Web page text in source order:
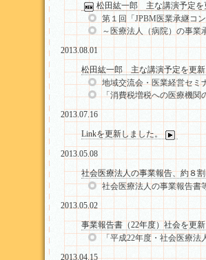
松田紘一郎 主な講演予定を
第１回「JPBM医業承継コ
～医療法人（病院）の事
2013.08.01
松田紘一郎 主な講演予定を更新
地域交流会・医業経営セミ
「消費税増税への医療機関
2013.07.16
Linkを更新しました。
2013.05.08
社会医療法人の事業報告、約８
社会医療法人の事業報告書
2013.05.02
事業報告書（22年度）社会を更新
「平成22年度・社会医療
2013.04.15